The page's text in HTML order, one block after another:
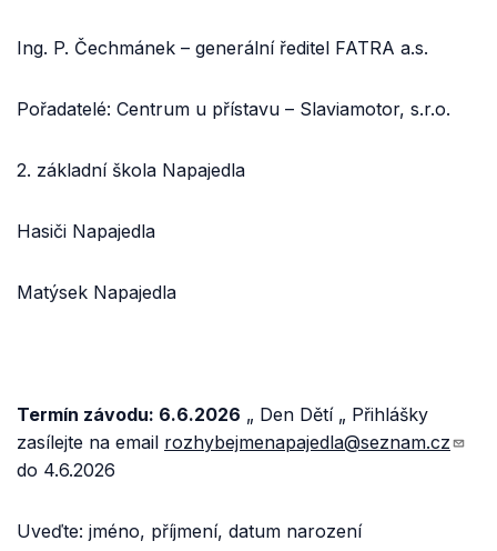
Ing. P. Čechmánek – generální ředitel FATRA a.s.
Pořadatelé: Centrum u přístavu – Slaviamotor, s.r.o.
2. základní škola Napajedla
Hasiči Napajedla
Matýsek Napajedla
Termín závodu: 6.6.2026 „ Den Dětí „ Přihlášky
zasílejte na email rozhybejmenapajedla@seznam.cz
do 4.6.2026
Uveďte: jméno, příjmení, datum narození